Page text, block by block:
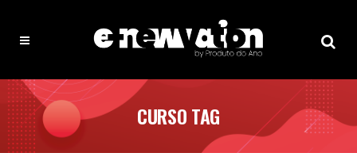
CURSO TAG